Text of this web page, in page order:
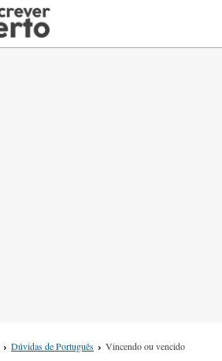
Dúvidas de Português Vincendo ou vencido